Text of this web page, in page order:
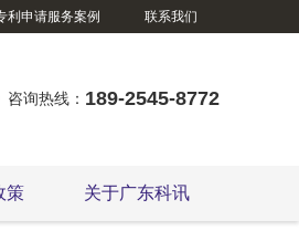
利申请服务案例 联系我们
咨询热线： 189-2545-8772
策 关于广东科讯